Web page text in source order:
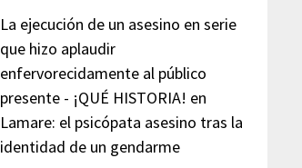
La ejecución de un asesino en serie
que hizo aplaudir
enfervorecidamente al público
presente - ¡QUÉ HISTORIA! en
Lamare: el psicópata asesino tras la
identidad de un gendarme